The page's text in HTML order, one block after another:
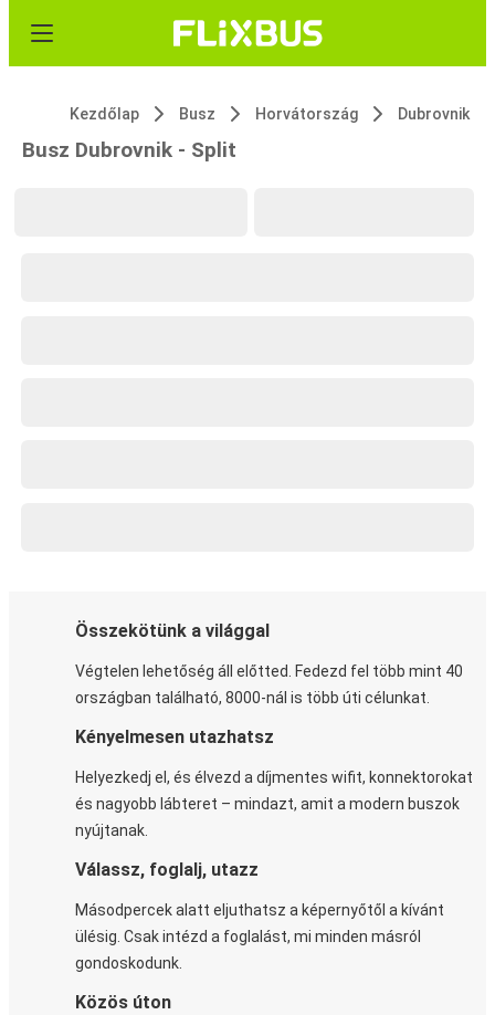
Kezdőlap Busz Horvátország Dubrovnik
Busz Dubrovnik - Split
Összekötünk a világgal
Végtelen lehetőség áll előtted. Fedezd fel több mint 40
országban található, 8000-nál is több úti célunkat.
Kényelmesen utazhatsz
Helyezkedj el, és élvezd a díjmentes wifit, konnektorokat
és nagyobb lábteret – mindazt, amit a modern buszok
nyújtanak.
Válassz, foglalj, utazz
Másodpercek alatt eljuthatsz a képernyőtől a kívánt
ülésig. Csak intézd a foglalást, mi minden másról
gondoskodunk.
Közös úton